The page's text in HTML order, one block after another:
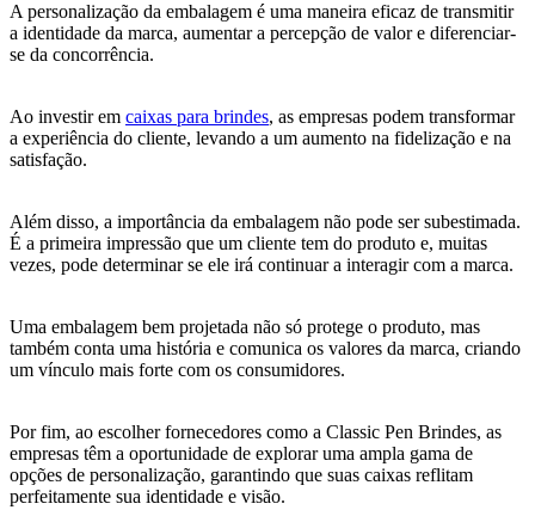
A personalização da embalagem é uma maneira eficaz de transmitir
a identidade da marca, aumentar a percepção de valor e diferenciar-
se da concorrência.
Ao investir em caixas para brindes, as empresas podem transformar
a experiência do cliente, levando a um aumento na fidelização e na
satisfação.
Além disso, a importância da embalagem não pode ser subestimada.
É a primeira impressão que um cliente tem do produto e, muitas
vezes, pode determinar se ele irá continuar a interagir com a marca.
Uma embalagem bem projetada não só protege o produto, mas
também conta uma história e comunica os valores da marca, criando
um vínculo mais forte com os consumidores.
Por fim, ao escolher fornecedores como a Classic Pen Brindes, as
empresas têm a oportunidade de explorar uma ampla gama de
opções de personalização, garantindo que suas caixas reflitam
perfeitamente sua identidade e visão.